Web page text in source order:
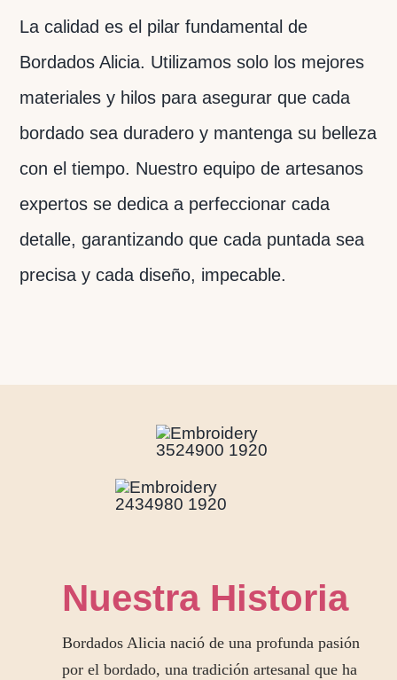
La calidad es el pilar fundamental de
Bordados Alicia. Utilizamos solo los mejores
materiales y hilos para asegurar que cada
bordado sea duradero y mantenga su belleza
con el tiempo. Nuestro equipo de artesanos
expertos se dedica a perfeccionar cada
detalle, garantizando que cada puntada sea
precisa y cada diseño, impecable.
Nuestra Historia
Bordados Alicia nació de una profunda pasión
por el bordado, una tradición artesanal que ha